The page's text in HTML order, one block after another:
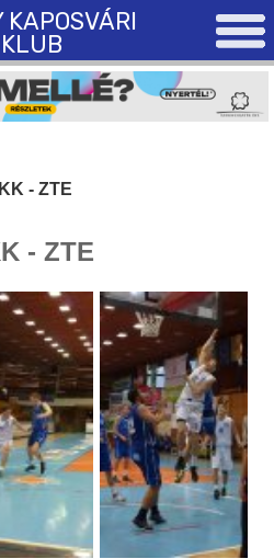
KAPOSVÁRI
- ZTE
- ZTE